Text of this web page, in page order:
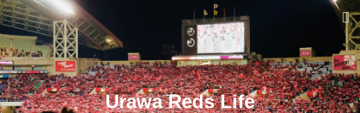
Urawa Reds Life